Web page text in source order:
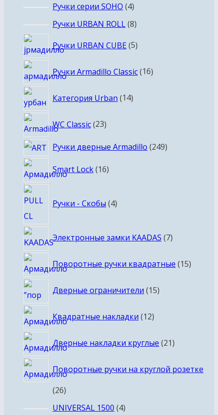
Ручки серии SOHO 44
товара
Ручки URBAN ROLL 88
товаров
Ручки URBAN CUBE 55
Ручки Armadillo Classic 1616
Категория Urban 1414
WC Classic 2323
Ручки дверные Armadillo 249249
Smart Lock 1616
Ручки - Скобы 4товара
Электронные замки KAADAS 77
Поворотные ручки квадратные 1515
Дверные ограничители 1515
Квадратные накладки 1212
Дверные накладки круглые 2121
Поворотные ручки на круглой розетке
2626
товаров
UNIVERSAL 1500 44